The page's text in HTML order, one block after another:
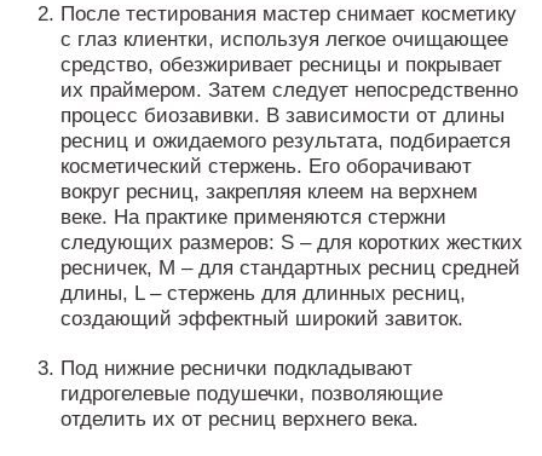
После тестирования мастер снимает косметику
с глаз клиентки, используя легкое очищающее
средство, обезжиривает ресницы и покрывает
их праймером. Затем следует непосредственно
процесс биозавивки. В зависимости от длины
ресниц и ожидаемого результата, подбирается
косметический стержень. Его оборачивают
вокруг ресниц, закрепляя клеем на верхнем
веке. На практике применяются стержни
следующих размеров: S – для коротких жестких
ресничек, M – для стандартных ресниц средней
длины, L – стержень для длинных ресниц,
создающий эффектный широкий завиток.
Под нижние реснички подкладывают
гидрогелевые подушечки, позволяющие
отделить их от ресниц верхнего века.